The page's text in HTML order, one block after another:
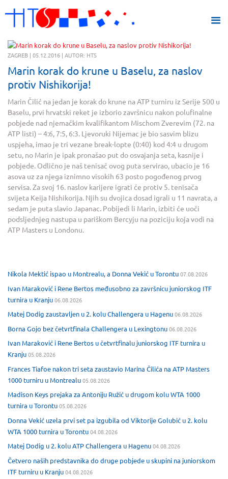
ZAGREB | 05.12.2016 | AUTOR: HTS
Marin korak do krune u Baselu, za naslov
protiv Nishikorija!
Marin Čilić na jedan je korak do krune na ATP turniru iz Serije 500 u
Baselu, prvi hrvatski reket je izborio završnicu nakon polufinalne
pobjede nad njemačkim kvalifikantom Mischom Zverevim (72. na
ATP listi) – 4:6, 7:5, 6:3. Ljevoruki Nijemac je bio sasvim blizu
uspjeha, imao je tri vezane break-lopte (0:40) kod 4:4 u drugom
setu, no Marin je ipak pronašao put do osvajanja seta, kasnije i
pobjede. Odlično je naš tenisač ovog puta servirao, ubacio je 16
asova uz za njega iznimno visokih 63 posto pogođenog prvog
servisa. Za svoj 16. naslov karijere igrati će protiv 5. tenisača
svijeta Keija Nishikorija. Njih su dvojica dosad igrali u 11 navrata, a
sedam je puta slavio Japanac. Pobijedi li Marin, izbiti će uoči
podsljednjeg nastupa u pariškom Bercyju na poziciju koja vodi na
ATP Masters u Londonu.
Nikola Mektić ispao u Montrealu, a Donna Vekić u Torontu07.08.2026
Ivan Maraković i Rene Bertos međusobno za završnicu juniorskog ITF
turnira u Kranju06.08.2026
Matej Dodig zaustavljen u 2. kolu Challengera u Hagenu06.08.2026
Borna Gojo bez četvrtfinala Challengera u Lexingtonu06.08.2026
Ivan Maraković i Rene Bertos u četvrtfinalu juniorskog ITF turnira u
Kranju05.08.2026
Frances Tiafoe nakon tri seta zaustavio Marina Čilića na ATP Masters
1000 turniru u Montrealu05.08.2026
Madison Keys prejaka za Antoniju Ružić u drugom kolu WTA 1000
turnira u Torontu05.08.2026
Donna Vekić uzela prvi set pa izgubila od Viktorije Golubić u 2. kolu
WTA 1000 turnira u Torontu04.08.2026
Matej Dodig u 2. kolu ATP Challengera u Hagenu04.08.2026
Četvero naših predstavnika do druge pobjede u skupini na juniorskom
ITF turniru u Kranju04.08.2026